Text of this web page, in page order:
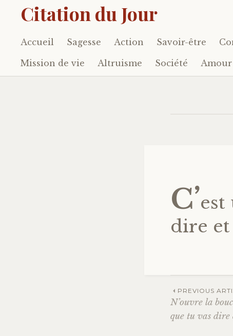
Citation du Jour
Accéder
au
Accueil Sagesse Action Savoir-être
Mission de vie Altruisme Société Amour
C’est
dire
PREVIOUS
N’ouvre la
que tu vas dire